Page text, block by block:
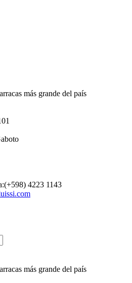
más grande del país
4223 1143
más grande del país